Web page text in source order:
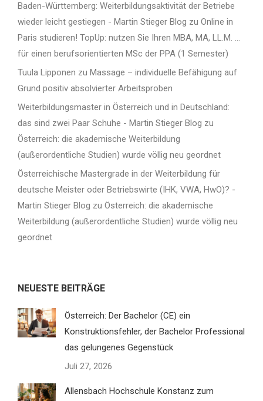
Baden-Württemberg: Weiterbildungsaktivität der Betriebe
wieder leicht gestiegen - Martin Stieger Blog zu Online in
Paris studieren! TopUp: nutzen Sie Ihren MBA, MA, LL.M. …
für einen berufsorientierten MSc der PPA (1 Semester)
Tuula Lipponen zu Massage – individuelle Befähigung auf
Grund positiv absolvierter Arbeitsproben
Weiterbildungsmaster in Österreich und in Deutschland:
das sind zwei Paar Schuhe - Martin Stieger Blog zu
Österreich: die akademische Weiterbildung
(außerordentliche Studien) wurde völlig neu geordnet
Österreichische Mastergrade in der Weiterbildung für
deutsche Meister oder Betriebswirte (IHK, VWA, HwO)? -
Martin Stieger Blog zu Österreich: die akademische
Weiterbildung (außerordentliche Studien) wurde völlig neu
geordnet
NEUESTE BEITRÄGE
Österreich: Der Bachelor (CE) ein
Konstruktionsfehler, der Bachelor Professional
das gelungenes Gegenstück
Juli 27, 2026
Allensbach Hochschule Konstanz zum